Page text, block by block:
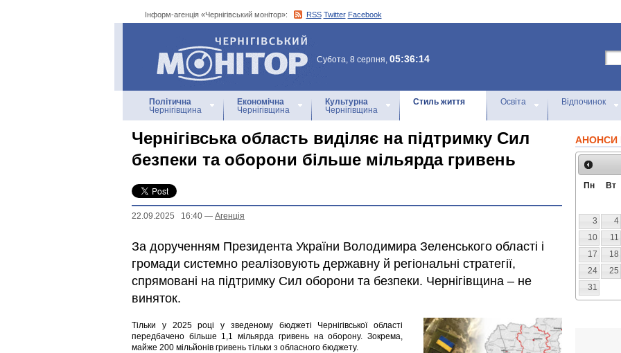
Інформ-агенція «Чернігівський монітор»: RSS Twitter Facebook
Інформ-агенція
«Чернігівський монітор»
Субота, 8 серпня, 05:36:14
Політична
Чернігівщина
Економічна
Чернігівщина
Культурна
Чернігівщина
Стиль життя Освіта Відпочинок
Чернігівська область виділяє на підтримку Сил
безпеки та оборони більше мільярда гривень
22.09.2025 16:40 — Агенцiя
За дорученням Президента України Володимира Зеленського області і
громади системно реалізовують державну й регіональні стратегії,
спрямовані на підтримку Сил оборони та безпеки. Чернігівщина – не
виняток.
Тільки у 2025 році у зведеному бюджеті Чернігівської області
передбачено більше 1,1 мільярда гривень на оборону. Зокрема,
майже 200 мільйонів гривень тільки з обласного бюджету.
АНОНСИ
Пн Вт
3
4
10
11
17
18
24
25
31